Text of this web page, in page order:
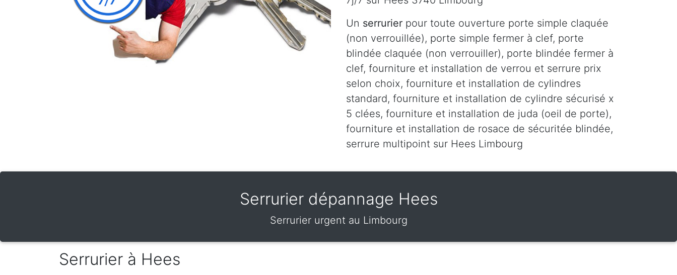
Un serrurier pour toute ouverture porte simple claquée
(non verrouillée), porte simple fermer à clef, porte
blindée claquée (non verrouiller), porte blindée fermer à
clef, fourniture et installation de verrou et serrure prix
selon choix, fourniture et installation de cylindres
standard, fourniture et installation de cylindre sécurisé x
5 clées, fourniture et installation de juda (oeil de porte),
fourniture et installation de rosace de sécuritée blindée,
serrure multipoint sur Hees Limbourg
Serrurier dépannage Hees
Serrurier urgent au Limbourg
Serrurier à Hees